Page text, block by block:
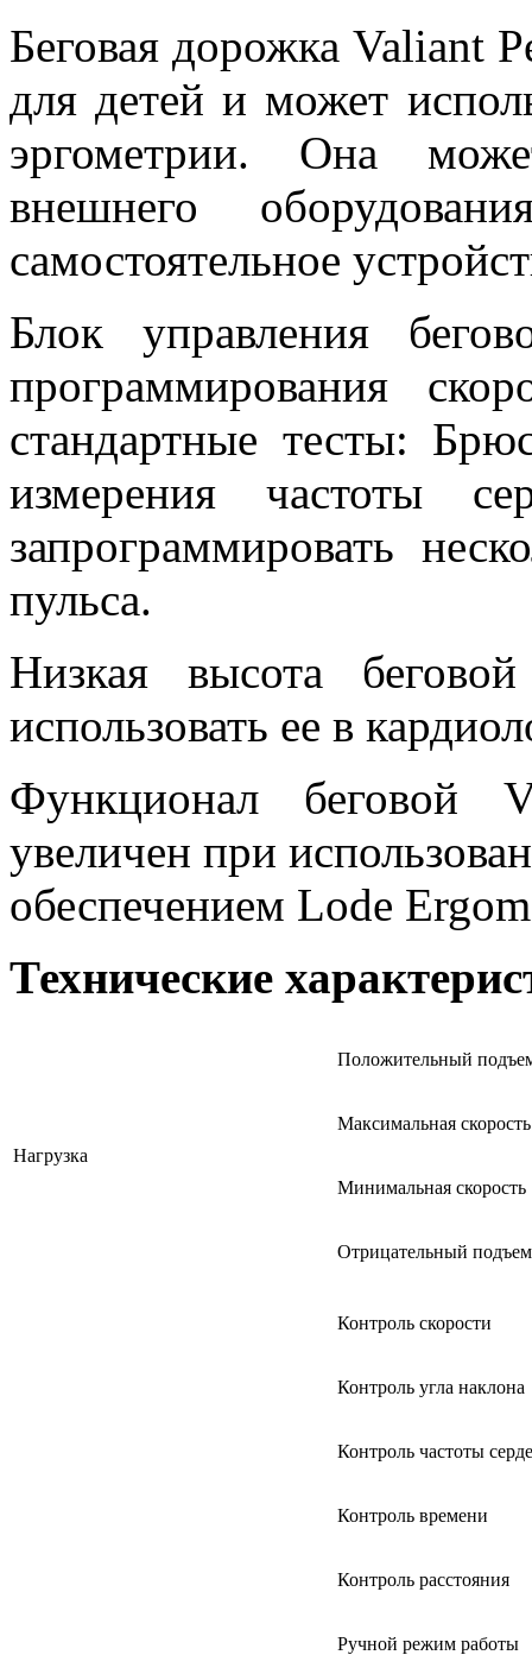
Беговая дорожка Valiant
для детей и может
эргометрии. Она
внешнего
самостоятельное
Блок управления
программирования
стандартные тесты:
измерения частоты
запрограммировать
пульса.
Низкая высота
использовать ее в
Функционал беговой
увеличен при
обеспечением Lode
Технические
Нагрузка
Положительный
Максимальная скорость
Минимальная скорость
Отрицательный
Контроль скорости
Контроль угла наклона
Контроль частоты
Контроль времени
Контроль расстояния
Ручной режим работы